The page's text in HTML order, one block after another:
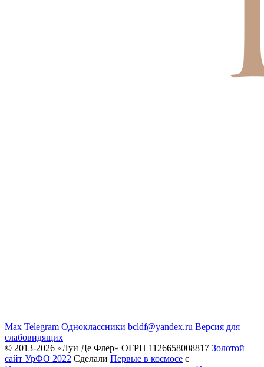
Max Telegram Одноклассники bcldf@yandex.ru Версия для
слабовидящих
© 2013-2026 «Луи Де Флер» ОГРН 1126658008817 Золотой
сайт УрФО 2022 Сделали Первые в космосе с